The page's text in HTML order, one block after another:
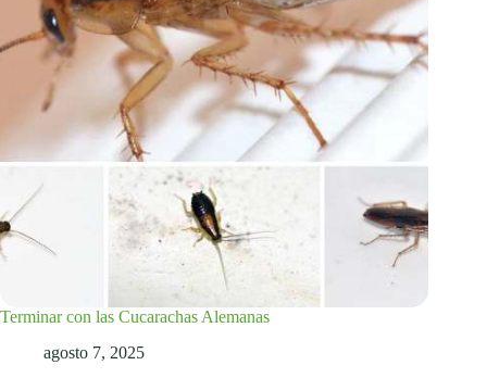
Terminar con las Cucarachas Alemanas
agosto 7, 2025